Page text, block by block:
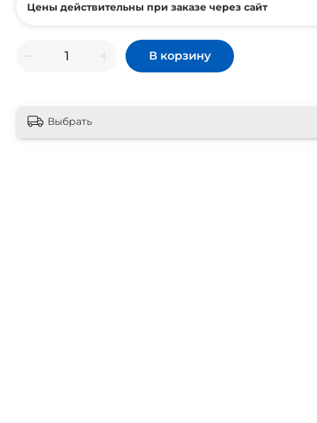
Цены действительны при заказе через сайт
В корзину
Выбрать